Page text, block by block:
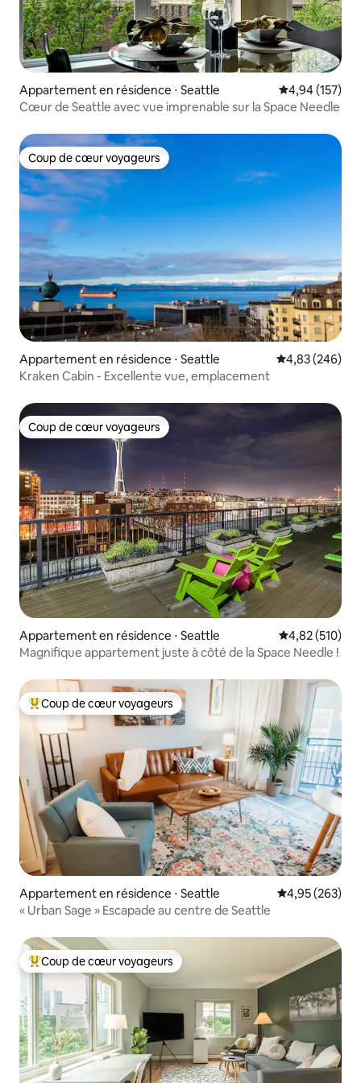
Appartement en résidence ⋅ Seattle Évaluation
4,94 (157)
Cœur de Seattle avec vue imprenable sur la Space Needle
Coup de cœur voyageurs
Coup de cœur voyageurs
Appartement en résidence ⋅ Seattle Évaluation
4,83 (246)
Kraken Cabin - Excellente vue, emplacement
Coup de cœur voyageurs
Coup de cœur voyageurs
Appartement en résidence ⋅ Seattle Évaluation
4,82 (510)
Magnifique appartement juste à côté de la Space Needle !
Coups de cœur voyageurs les plus appréciés
Coup de cœur voyageurs
Appartement en résidence ⋅ Seattle Évaluation
4,95 (263)
« Urban Sage » Escapade au centre de Seattle
Coups de cœur voyageurs les plus appréciés
Coup de cœur voyageurs